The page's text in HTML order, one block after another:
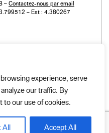
experience, serve
our traffic. By
our use of cookies.
Accept All
– Contactez-nous par email
– Est : 4.380267